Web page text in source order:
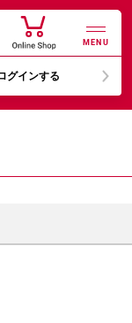
MENU
グインする